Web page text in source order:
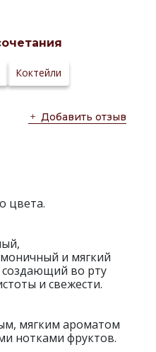
Коктейли
Добавить отзыв
цвета.
и мягкий
создающий во рту
и свежести.
мягким ароматом
нотками фруктов.